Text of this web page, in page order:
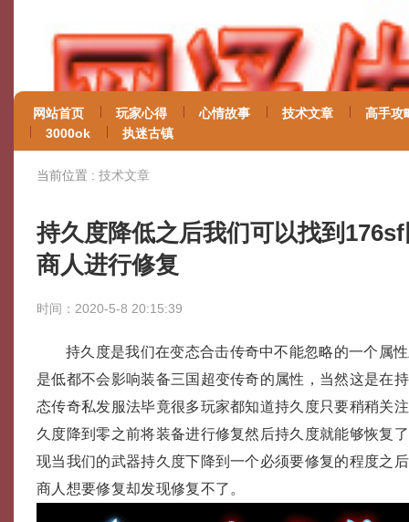
网站首页 玩家心得 心情故事 技术文章
高手攻
3000ok
执迷古镇
当前位置 : 技术文章
持久度降低之后我们可以找到
商人进行修复
时间：2020-5-8 20:15:39
持久度是我们在变态合击传奇中不能忽略的一个属
是低都不会影响装备三国超变传奇的属性，当然这是在
态传奇私发服法毕竟很多玩家都知道持久度只要稍稍关
久度降到零之前将装备进行修复然后持久度就能够恢复
现当我们的武器持久度下降到一个必须要修复的程度之
商人想要修复却发现修复不了。